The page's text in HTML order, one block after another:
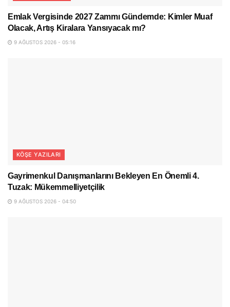
Emlak Vergisinde 2027 Zammı Gündemde: Kimler Muaf
Olacak, Artış Kiralara Yansıyacak mı?
9 AĞUSTOS 2026 - 05:16
KÖŞE YAZILARI
Gayrimenkul Danışmanlarını Bekleyen En Önemli 4.
Tuzak: Mükemmelliyetçilik
9 AĞUSTOS 2026 - 04:50